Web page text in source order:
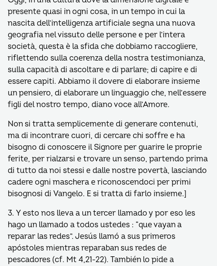
presente quasi in ogni cosa, in un tempo in cui la
nascita dell’intelligenza artificiale segna una nuova
geografia nel vissuto delle persone e per l’intera
società, questa è la sfida che dobbiamo raccogliere,
riflettendo sulla coerenza della nostra testimonianza,
sulla capacità di ascoltare e di parlare; di capire e di
essere capiti. Abbiamo il dovere di elaborare insieme
un pensiero, di elaborare un linguaggio che, nell’essere
figli del nostro tempo, diano voce all’Amore.
Non si tratta semplicemente di generare contenuti,
ma di incontrare cuori, di cercare chi soffre e ha
bisogno di conoscere il Signore per guarire le proprie
ferite, per rialzarsi e trovare un senso, partendo prima
di tutto da noi stessi e dalle nostre povertà, lasciando
cadere ogni maschera e riconoscendoci per primi
bisognosi di Vangelo. E si tratta di farlo insieme.]
3. Y esto nos lleva a un tercer llamado y por eso les
hago un llamado a todos ustedes : “que vayan a
reparar las redes”. Jesús llamó a sus primeros
apóstoles mientras reparaban sus redes de
pescadores (cf. Mt 4,21-22). También lo pide a